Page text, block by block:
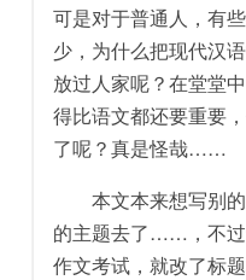
可是对于普通人，有
少，为什么把现代汉
放过人家呢？在堂堂
得比语文都还要重要
了呢？真是怪哉……
本文本来想写别的
的主题去了…… ，不
作文考试，就改了标